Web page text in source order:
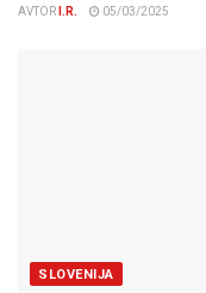
AVTOR I.R. 05/03/2025
SLOVENIJA